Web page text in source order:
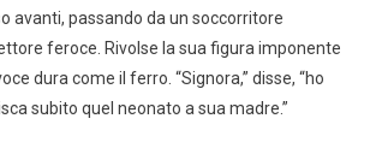
avanti, passando da un soccorritore
feroce. Rivolse la sua figura imponente
dura come il ferro. “Signora,” disse, “ho
subito quel neonato a sua madre.”